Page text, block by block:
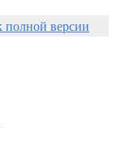
полной версии